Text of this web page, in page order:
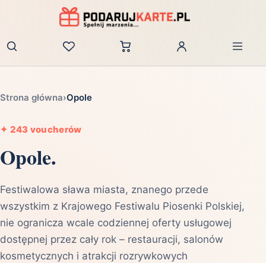
Zaloguj
Strona główna›Opole
✦ 243 voucherów
Opole.
Festiwalowa sława miasta, znanego przede
wszystkim z Krajowego Festiwalu Piosenki Polskiej,
nie ogranicza wcale codziennej oferty usługowej
dostępnej przez cały rok – restauracji, salonów
kosmetycznych i atrakcji rozrywkowych